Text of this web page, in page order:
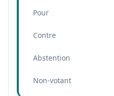
Pour
Contre
Abstention
Non-votant